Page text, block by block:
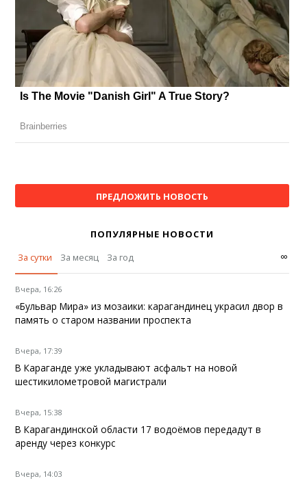
ПРЕДЛОЖИТЬ НОВОСТЬ
ПОПУЛЯРНЫЕ НОВОСТИ
За сутки
За месяц За год ∞
Вчера, 16:26
«Бульвар Мира» из мозаики: карагандинец украсил двор в
память о старом названии проспекта
Вчера, 17:39
В Караганде уже укладывают асфальт на новой
шестикилометровой магистрали
Вчера, 15:38
В Карагандинской области 17 водоёмов передадут в
аренду через конкурс
Вчера, 14:03